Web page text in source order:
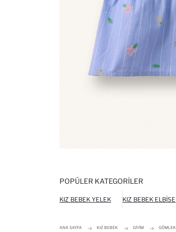
POPÜLER KATEGORILER
KIZ BEBEK YELEK KIZ BEBEK ELBISE
ANA SAYFA KIZ BEBEK GIYIM GÖMLEK